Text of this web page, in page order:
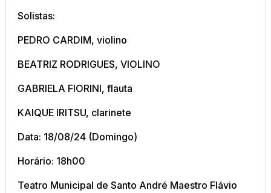
Solistas:
PEDRO CARDIM, violino
BEATRIZ RODRIGUES, VIOLINO
GABRIELA FIORINI, flauta
KAIQUE IRITSU, clarinete
Data: 18/08/24 (Domingo)
Horário: 18h00
Teatro Municipal de Santo André Maestro Flávio